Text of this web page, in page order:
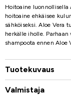
Hoitoaine luonnollisella
hoitoaine ehkäisee
sähköiseksi. Aloe Vera
herkälle iholle.
shampoota ennen
Tuotekuvaus
Valmistaja